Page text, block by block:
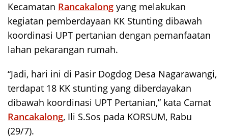
Kecamatan Rancakalong yang melakukan
kegiatan pemberdayaan KK Stunting dibawah
koordinasi UPT pertanian dengan pemanfaatan
lahan pekarangan rumah.
“Jadi, hari ini di Pasir Dogdog Desa Nagarawangi,
terdapat 18 KK stunting yang diberdayakan
dibawah koordinasi UPT Pertanian,” kata Camat
Rancakalong, Ili S.Sos pada KORSUM, Rabu
(29/7).